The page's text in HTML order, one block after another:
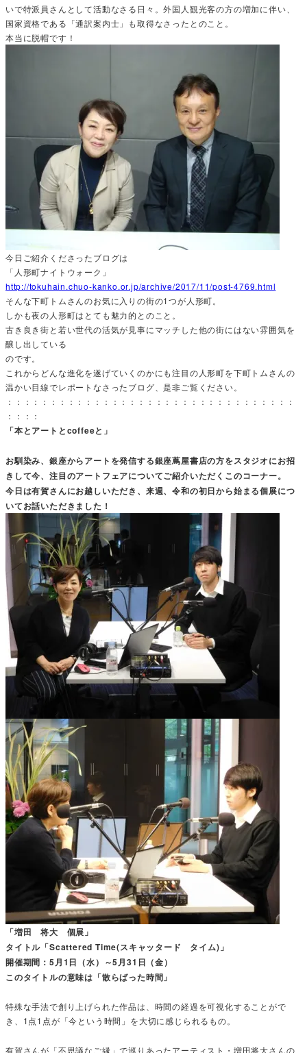
いで特派員さんとして活動なさる日々。外国人観光客の方の増加に伴い、
国家資格である「通訳案内士」も取得なさったとのこと。
本当に脱帽です！
今日ご紹介くださったブログは
「人形町ナイトウォーク」
http://tokuhain.chuo-kanko.or.jp/archive/2017/11/post-4769.html
そんな下町トムさんのお気に入りの街の1つが人形町。
しかも夜の人形町はとても魅力的とのこと。
古き良き街と若い世代の活気が見事にマッチした他の街にはない雰囲気を
醸し出している
のです。
これからどんな進化を遂げていくのかにも注目の人形町を下町トムさんの
温かい目線でレポートなさったブログ、是非ご覧ください。
：：：：：：：：：：：：：：：：：：：：：：：：：：：：：：：：：
：：：：
「本とアートとcoffeeと」
お馴染み、銀座からアートを発信する銀座蔦屋書店の方をスタジオにお招
きして今、注目のアートフェアについてご紹介いただくこのコーナー。
今日は有賀さんにお越しいただき、来週、令和の初日から始まる個展につ
いてお話いただきました！
「増田 将大 個展」
タイトル「Scattered Time(スキャッタード タイム)」
開催期間：5月1日（水）～5月31日（金）
このタイトルの意味は「散らばった時間」
特殊な手法で創り上げられた作品は、時間の経過を可視化することがで
き、1点1点が「今という時間」を大切に感じられるもの。
有賀さんが「不思議なご縁」で巡りあったアーティスト・増田将大さんの